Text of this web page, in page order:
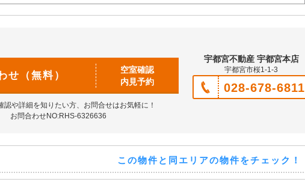
せ（無料）
空室確認
内見予約
認や詳細を知りたい方、お問合せはお気軽に！
お問合わせNO:RHS-6326636
宇都宮不動産 宇都宮本店
宇都宮市桜1-1-3
028-678-6811
この物件と同エリアの物件をチェック！